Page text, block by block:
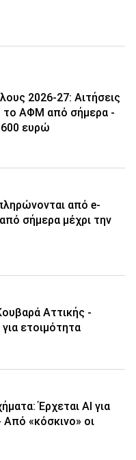
2026-27: Αιτήσεις
το ΑΦΜ από σήμερα -
ευρώ
από e-
σήμερα μέχρι την
Αττικής -
ετοιμότητα
Έρχεται ΑΙ για
«κόσκινο» οι